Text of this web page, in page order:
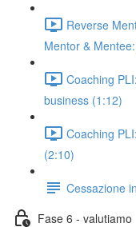
Reverse
Mentor &
Coaching
business (1:12)
Coaching
(2:10)
Cessazione
Fase 6 - valutiamo